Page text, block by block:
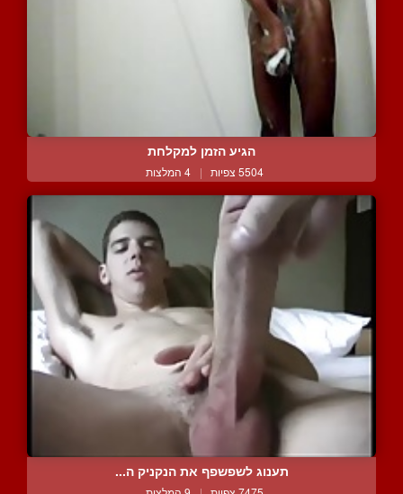
הגיע הזמן למקלחת
5504 צפיות | 4 המלצות
תענוג לשפשפף את הנקניק ה...